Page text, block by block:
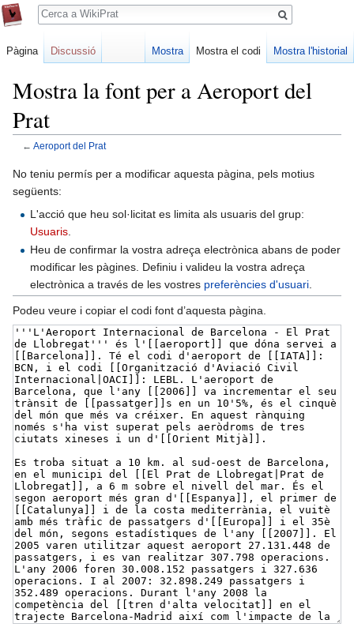
Mostra la font per a Aeroport del
Prat
← Aeroport del Prat
Jump
to
navigation
Jump
to
search
No teniu permís per a modificar aquesta pàgina, pels motius
següents:
L'acció que heu sol·licitat es limita als usuaris del grup:
Usuaris
Heu de confirmar la vostra adreça electrònica abans de poder
modificar les pàgines. Definiu i valideu la vostra adreça
electrònica a través de les vostres preferències d'usuari
Podeu veure i copiar el codi font d’aquesta pàgina.
Pàgina Discussió Mostra Mostra el codi Mostra l'historial
Cerca